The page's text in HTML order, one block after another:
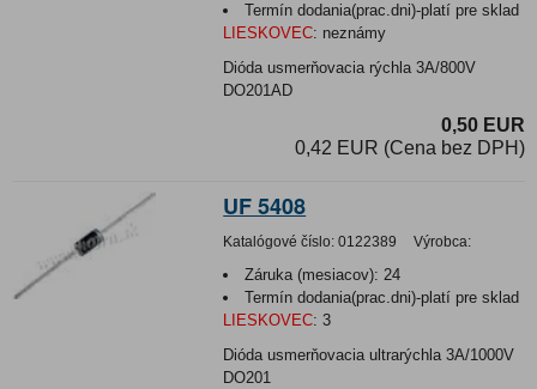
Termín dodania(prac.dni)-platí pre sklad
LIESKOVEC: neznámy
Dióda usmerňovacia rýchla 3A/800V
DO201AD
0,50 EUR
0,42 EUR (Cena bez DPH)
UF 5408
Katalógové číslo: 0122389 Výrobca:
Záruka (mesiacov): 24
Termín dodania(prac.dni)-platí pre sklad
LIESKOVEC: 3
Dióda usmerňovacia ultrarýchla 3A/1000V
DO201